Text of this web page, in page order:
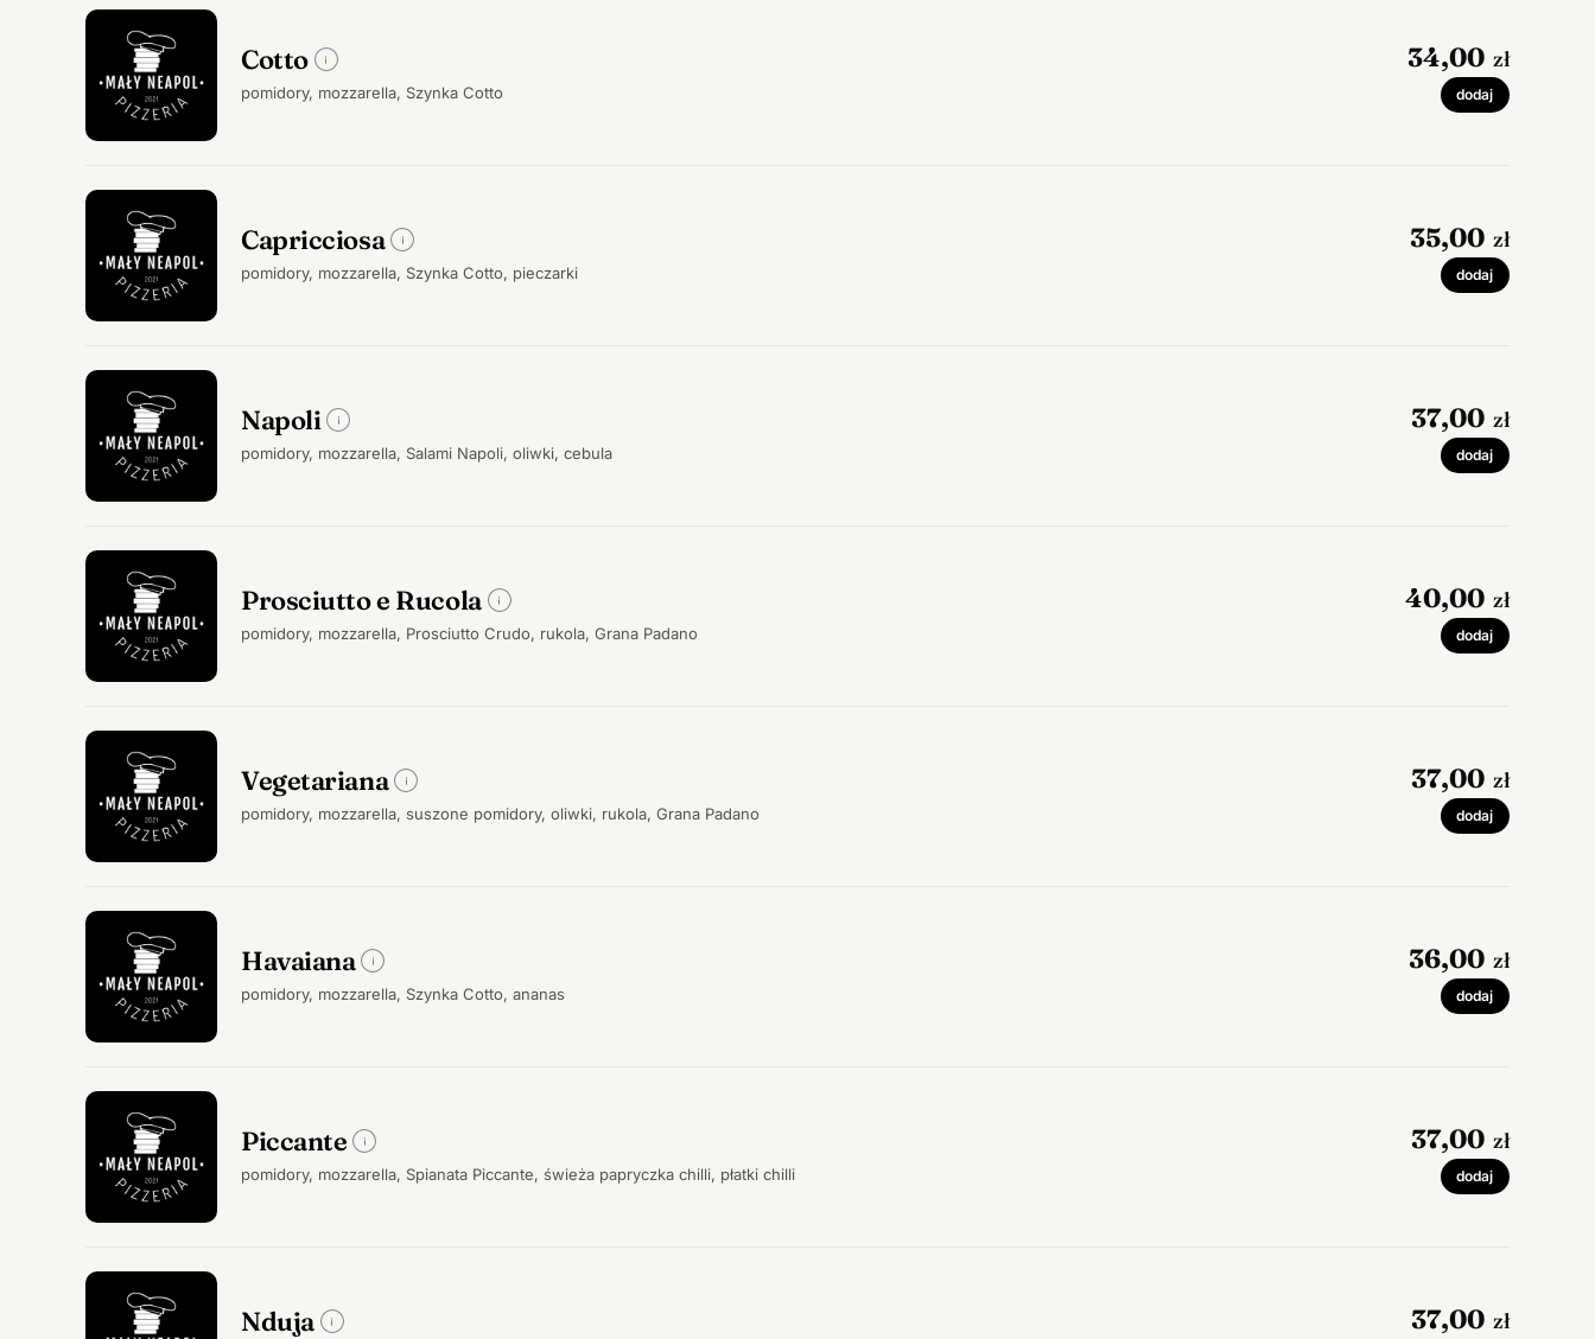
Cotto
pomidory, mozzarella, Szynka Cotto
34,00 zł
dodaj
Capricciosa
pomidory, mozzarella, Szynka Cotto, pieczarki
35,00 zł
dodaj
Napoli
pomidory, mozzarella, Salami Napoli, oliwki, cebula
37,00 zł
dodaj
Prosciutto e Rucola
pomidory, mozzarella, Prosciutto Crudo, rukola, Grana Padano
40,00 zł
dodaj
Vegetariana
pomidory, mozzarella, suszone pomidory, oliwki, rukola, Grana Padano
37,00 zł
dodaj
Havaiana
pomidory, mozzarella, Szynka Cotto, ananas
36,00 zł
dodaj
Piccante
pomidory, mozzarella, Spianata Piccante, świeża papryczka chilli, płatki chilli
37,00 zł
dodaj
Nduja 37,00 zł